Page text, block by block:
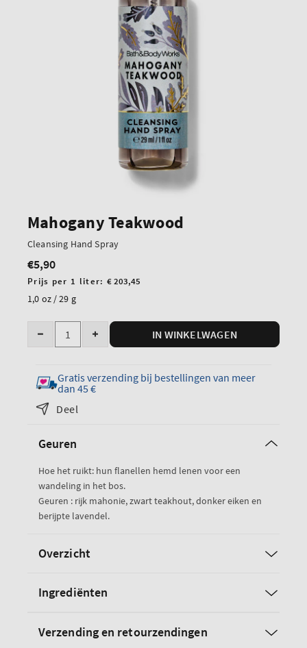
Mahogany Teakwood
Cleansing Hand Spray
Normale
prijs
€5,90
Prijs
per
eenheid
Prijs per 1 liter: € 203,45
1,0 oz / 29 g
Hoeveelheid
Verminder
hoeveelheid
van
de
Mahogany
handspray
van
Mahogany
Teakwood
Verhoog
hoeveelheid
van
van
Mahogany
Teakwood
IN WINKELWAGEN
Gratis verzending bij bestellingen van meer
dan 45 €
Deel
Geuren
Hoe het ruikt: hun flanellen hemd lenen voor een
wandeling in het bos.
Geuren : rijk mahonie, zwart teakhout, donker eiken en
berijpte lavendel.
Overzicht
Ingrediënten
Verzending en retourzendingen